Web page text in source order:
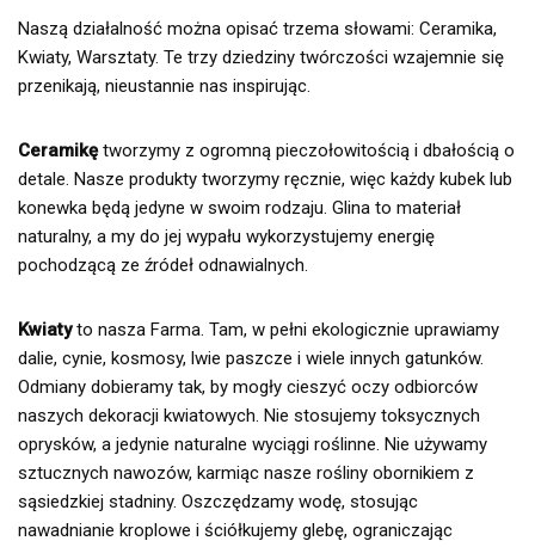
Naszą działalność można opisać trzema słowami: Ceramika,
Kwiaty, Warsztaty. Te trzy dziedziny twórczości wzajemnie się
przenikają, nieustannie nas inspirując.
Ceramikętworzymy z ogromną pieczołowitością i dbałością o
detale. Nasze produkty tworzymy ręcznie, więc każdy kubek lub
konewka będą jedyne w swoim rodzaju. Glina to materiał
naturalny, a my do jej wypału wykorzystujemy energię
pochodzącą ze źródeł odnawialnych.
Kwiatyto nasza Farma. Tam, w pełni ekologicznie uprawiamy
dalie, cynie, kosmosy, lwie paszcze i wiele innych gatunków.
Odmiany dobieramy tak, by mogły cieszyć oczy odbiorców
naszych dekoracji kwiatowych. Nie stosujemy toksycznych
oprysków, a jedynie naturalne wyciągi roślinne. Nie używamy
sztucznych nawozów, karmiąc nasze rośliny obornikiem z
sąsiedzkiej stadniny. Oszczędzamy wodę, stosując
nawadnianie kroplowe i ściółkujemy glebę, ograniczając